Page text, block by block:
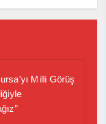
Milli Görüş